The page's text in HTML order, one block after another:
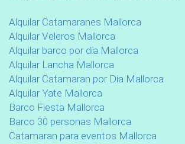
Alquilar Catamaranes Mallorca
Alquilar Veleros Mallorca
Alquilar barco por día Mallorca
Alquilar Lancha Mallorca
Alquilar Catamaran por Día Mallorca
Alquilar Yate Mallorca
Barco Fiesta Mallorca
Barco 30 personas Mallorca
Catamaran para eventos Mallorca